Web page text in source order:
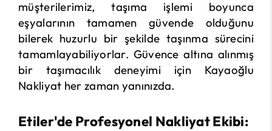
müşterilerimiz, taşıma işlemi boyunca
eşyalarının tamamen güvende olduğunu
bilerek huzurlu bir şekilde taşınma sürecini
tamamlayabiliyorlar. Güvence altına alınmış
bir taşımacılık deneyimi için Kayaoğlu
Nakliyat her zaman yanınızda.
Etiler'de Profesyonel Nakliyat Ekibi: